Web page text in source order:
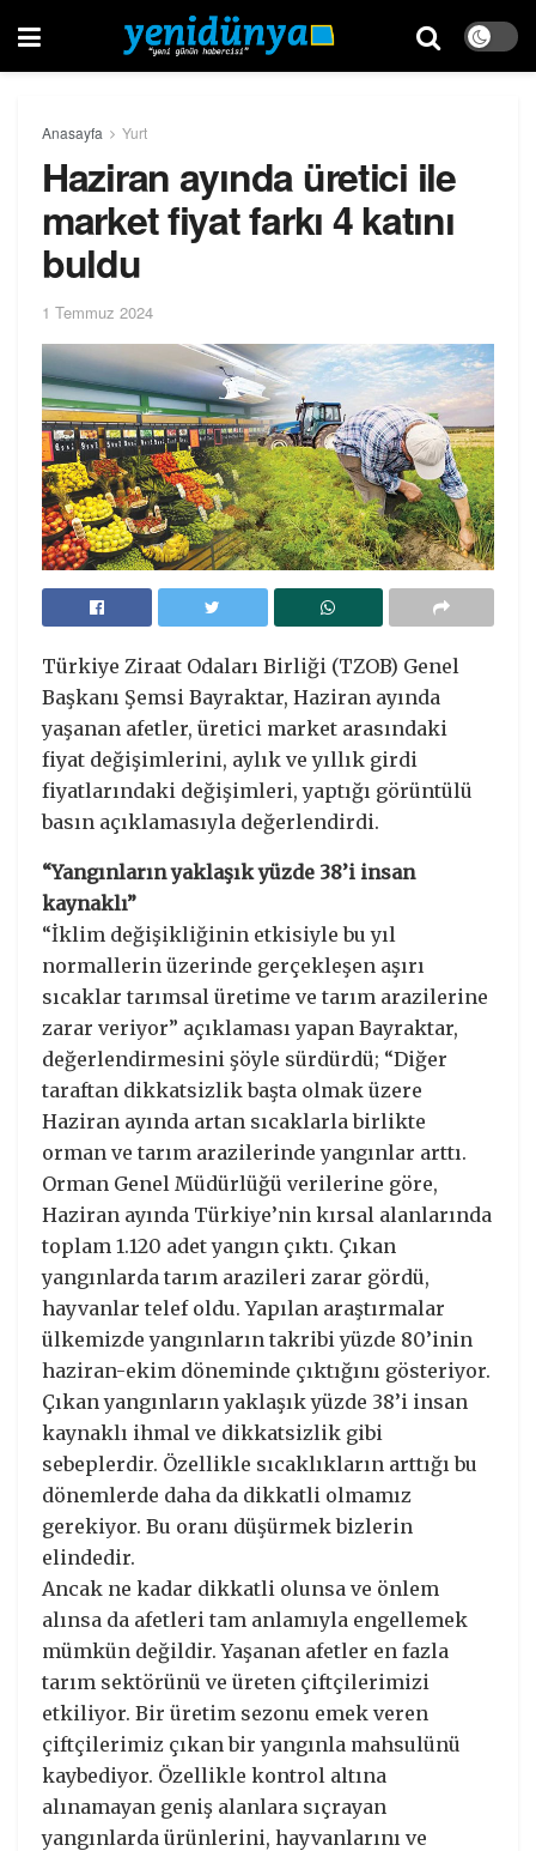
Anasayfa Yurt
Haziran ayında üretici ile
market fiyat farkı 4 katını
buldu
1 Temmuz 2024
Türkiye Ziraat Odaları Birliği (TZOB) Genel
Başkanı Şemsi Bayraktar, Haziran ayında
yaşanan afetler, üretici market arasındaki
fiyat değişimlerini, aylık ve yıllık girdi
fiyatlarındaki değişimleri, yaptığı görüntülü
basın açıklamasıyla değerlendirdi.
“Yangınların yaklaşık yüzde 38’i insan
kaynaklı”
“İklim değişikliğinin etkisiyle bu yıl
normallerin üzerinde gerçekleşen aşırı
sıcaklar tarımsal üretime ve tarım arazilerine
zarar veriyor” açıklaması yapan Bayraktar,
değerlendirmesini şöyle sürdürdü; “Diğer
taraftan dikkatsizlik başta olmak üzere
Haziran ayında artan sıcaklarla birlikte
orman ve tarım arazilerinde yangınlar arttı.
Orman Genel Müdürlüğü verilerine göre,
Haziran ayında Türkiye’nin kırsal alanlarında
toplam 1.120 adet yangın çıktı. Çıkan
yangınlarda tarım arazileri zarar gördü,
hayvanlar telef oldu. Yapılan araştırmalar
ülkemizde yangınların takribi yüzde 80’inin
haziran-ekim döneminde çıktığını gösteriyor.
Çıkan yangınların yaklaşık yüzde 38’i insan
kaynaklı ihmal ve dikkatsizlik gibi
sebeplerdir. Özellikle sıcaklıkların arttığı bu
dönemlerde daha da dikkatli olmamız
gerekiyor. Bu oranı düşürmek bizlerin
elindedir.
Ancak ne kadar dikkatli olunsa ve önlem
alınsa da afetleri tam anlamıyla engellemek
mümkün değildir. Yaşanan afetler en fazla
tarım sektörünü ve üreten çiftçilerimizi
etkiliyor. Bir üretim sezonu emek veren
çiftçilerimiz çıkan bir yangınla mahsulünü
kaybediyor. Özellikle kontrol altına
alınamayan geniş alanlara sıçrayan
yangınlarda ürünlerini, hayvanlarını ve